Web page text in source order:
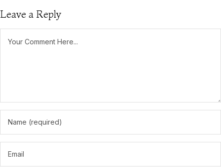
Leave a Reply